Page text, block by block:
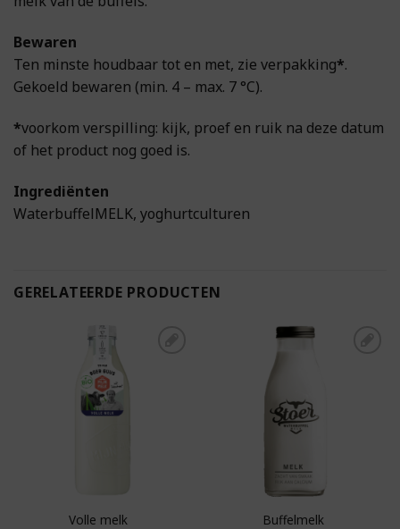
Bewaren
Ten minste houdbaar tot en met, zie verpakking*.
Gekoeld bewaren (min. 4 – max. 7 °C).
*voorkom verspilling: kijk, proef en ruik na deze datum
of het product nog goed is.
Ingrediënten
WaterbuffelMELK, yoghurtculturen
GERELATEERDE PRODUCTEN
Toevoegen aan
boodschappenlijst
Volle melk Buffelmelk